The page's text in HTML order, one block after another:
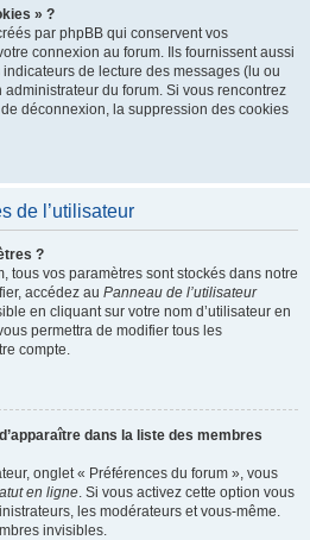
» ?
par phpBB qui conservent vos
connexion au forum. Ils fournissent aussi
de lecture des messages (lu ou
du forum. Si vous rencontrez
déconnexion, la suppression des cookies
de l’utilisateur
?
tous vos paramètres sont stockés dans notre
accédez au Panneau de l’utilisateur
en cliquant sur votre nom d’utilisateur en
permettra de modifier tous les
compte.
dans la liste des membres
onglet « Préférences du forum », vous
en ligne. Si vous activez cette option vous
les modérateurs et vous-même.
invisibles.